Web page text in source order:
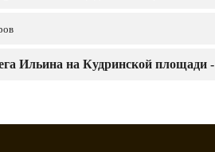
Ильина на Кудринской площади -